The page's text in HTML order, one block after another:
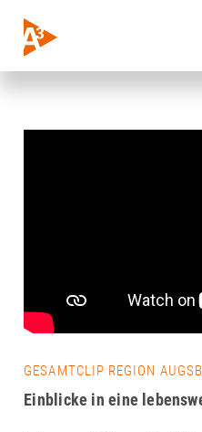
GESAMTCLIP REGION
Einblicke in eine